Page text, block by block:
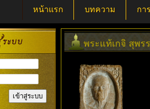
กา
บทความ
หน้าแรก
พระแท้เกจิ สุพร